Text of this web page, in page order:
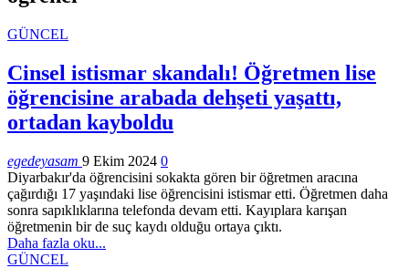
GÜNCEL
Cinsel istismar skandalı! Öğretmen lise
öğrencisine arabada dehşeti yaşattı,
ortadan kayboldu
egedeyasam 9 Ekim 2024 0
Diyarbakır'da öğrencisini sokakta gören bir öğretmen aracına
çağırdığı 17 yaşındaki lise öğrencisini istismar etti. Öğretmen daha
sonra sapıklıklarına telefonda devam etti. Kayıplara karışan
öğretmenin bir de suç kaydı olduğu ortaya çıktı.
Daha fazla oku...
GÜNCEL